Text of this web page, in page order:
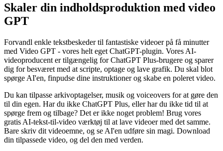
Skaler din indholdsproduktion med video
GPT
Forvandl enkle tekstbeskeder til fantastiske videoer på få minutter
med Video GPT - vores helt eget ChatGPT-plugin. Vores AI-
videoproducent er tilgængelig for ChatGPT Plus-brugere og sparer
dig for besværet med at scripte, optage og lave grafik. Du skal blot
spørge AI'en, finpudse dine instruktioner og skabe en poleret video.
Du kan tilpasse arkivoptagelser, musik og voiceovers for at gøre den
til din egen. Har du ikke ChatGPT Plus, eller har du ikke tid til at
spørge frem og tilbage? Det er ikke noget problem! Brug vores
gratis AI-tekst-til-video værktøj til at lave videoer med det samme.
Bare skriv dit videoemne, og se AI'en udføre sin magi. Download
din tilpassede video, og del den med verden.